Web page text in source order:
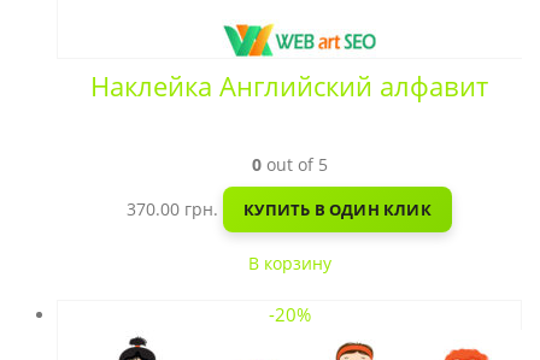
Наклейка Английский алфавит
0out of 5
370.00 грн. КУПИТЬ В ОДИН КЛИК
В корзину
-20%